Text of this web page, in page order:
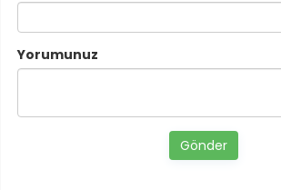
Yorumunuz
Gönder